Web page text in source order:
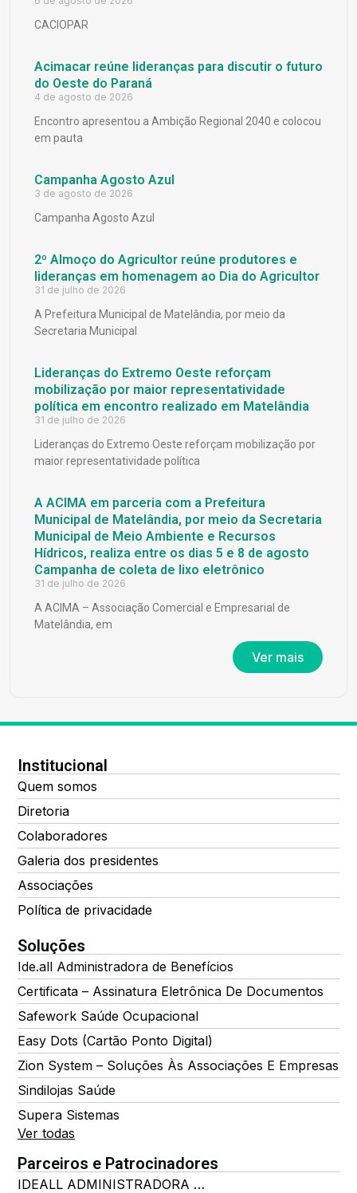
CACIOPAR
Acimacar reúne lideranças para discutir o futuro
do Oeste do Paraná
4 de agosto de 2026
Encontro apresentou a Ambição Regional 2040 e colocou
em pauta
Campanha Agosto Azul
3 de agosto de 2026
Campanha Agosto Azul
2º Almoço do Agricultor reúne produtores e
lideranças em homenagem ao Dia do Agricultor
31 de julho de 2026
A Prefeitura Municipal de Matelândia, por meio da
Secretaria Municipal
Lideranças do Extremo Oeste reforçam
mobilização por maior representatividade
política em encontro realizado em Matelândia
31 de julho de 2026
Lideranças do Extremo Oeste reforçam mobilização por
maior representatividade política
A ACIMA em parceria com a Prefeitura
Municipal de Matelândia, por meio da Secretaria
Municipal de Meio Ambiente e Recursos
Hídricos, realiza entre os dias 5 e 8 de agosto
Campanha de coleta de lixo eletrônico
31 de julho de 2026
A ACIMA – Associação Comercial e Empresarial de
Matelândia, em
Ver mais
Institucional
Quem somos
Diretoria
Colaboradores
Galeria dos presidentes
Associações
Política de privacidade
Soluções
Ide.all Administradora de Benefícios
Certificata – Assinatura Eletrônica De Documentos
Safework Saúde Ocupacional
Easy Dots (Cartão Ponto Digital)
Zion System – Soluções Às Associações E Empresas
Sindilojas Saúde
Supera Sistemas
Ver todas
Parceiros e Patrocinadores
IDEALL ADMINISTRADORA DE BENEFÍCIOS